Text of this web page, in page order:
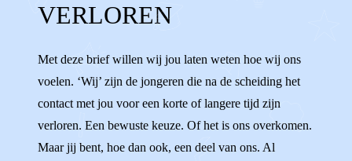
VERLOREN
Met deze brief willen wij jou laten weten hoe wij ons
voelen. ‘Wij’ zijn de jongeren die na de scheiding het
contact met jou voor een korte of langere tijd zijn
verloren. Een bewuste keuze. Of het is ons overkomen.
Maar jij bent, hoe dan ook, een deel van ons. Al